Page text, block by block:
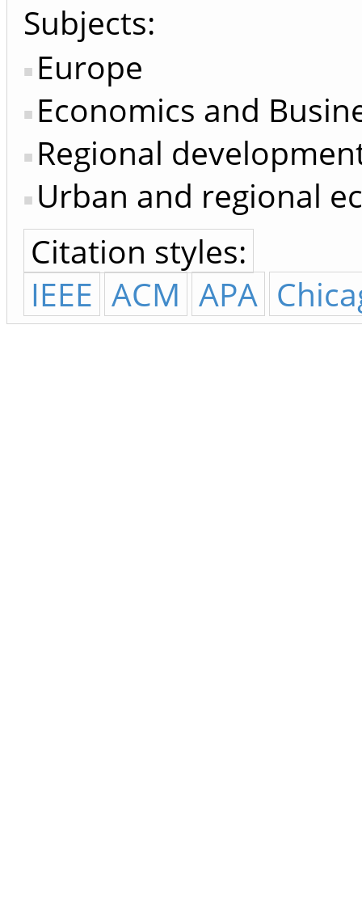
Subjects:
Europe
Economics and
Regional
Urban and regional
Citation styles:
IEEE ACM APA